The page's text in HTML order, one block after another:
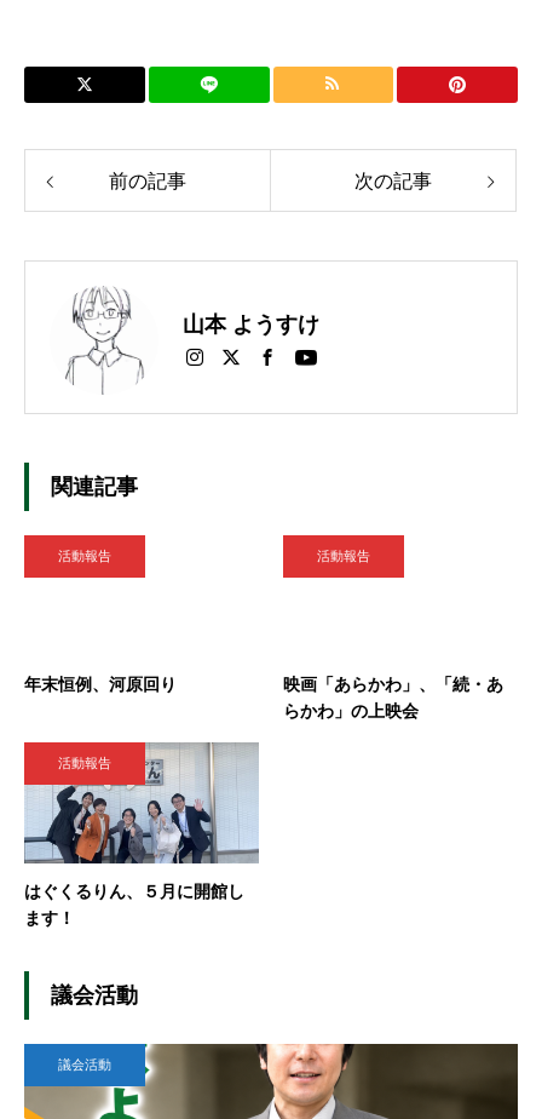
前の記事 次の記事
山本 ようすけ
関連記事
活動報告
年末恒例、河原回り
活動報告
映画「あらかわ」、「続・あ
らかわ」の上映会
活動報告
はぐくるりん、５月に開館し
ます！
議会活動
議会活動